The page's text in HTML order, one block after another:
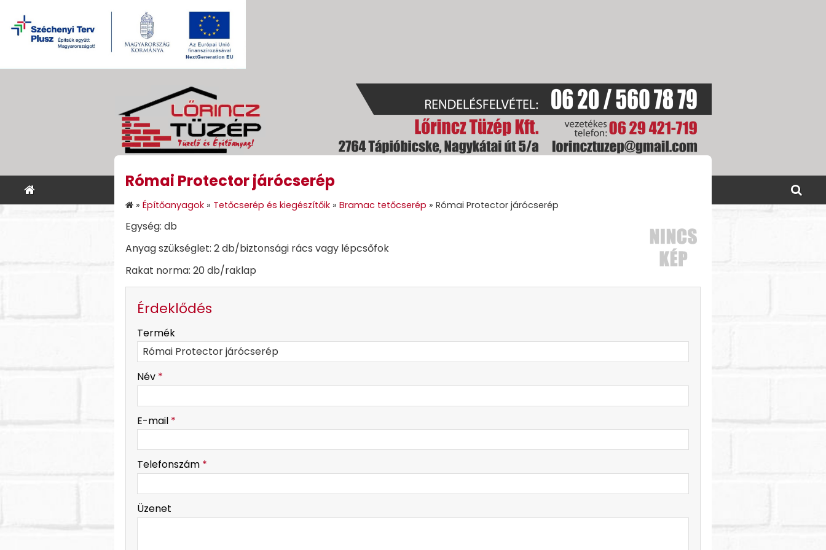
KEZDŐLAP ÉPÍTŐANYAGOK GÉPI FÖLDMUNKA
Római Protector járócserép
» Építőanyagok » Tetőcserép és kiegészítőik » Bramac tetőcserép » Római Protector járócserép
Egység: db
Anyag szükséglet: 2 db/biztonsági rács vagy lépcsőfok
Rakat norma: 20 db/raklap
Érdeklődés
-
Termék
Név *
E-mail *
Telefonszám *
Üzenet